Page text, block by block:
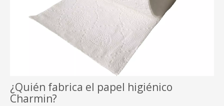
¿Quién fabrica el papel higiénico
Charmin?